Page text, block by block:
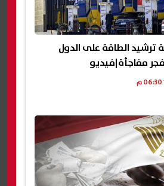
الطاقة على الدول
مفاجأة|فيديو